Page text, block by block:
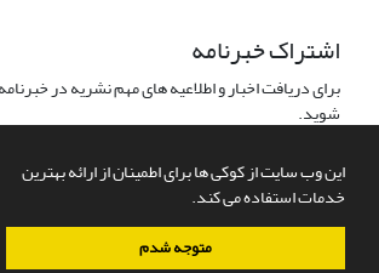
این وب سایت از کوکی ها برای اطمینان از ارائه بهترین
خدمات استفاده می کند.
متوجه شدم
اشتراک خبرنامه
برای دریافت اخبار و اطلاعیه های مهم نشریه در
شوید.